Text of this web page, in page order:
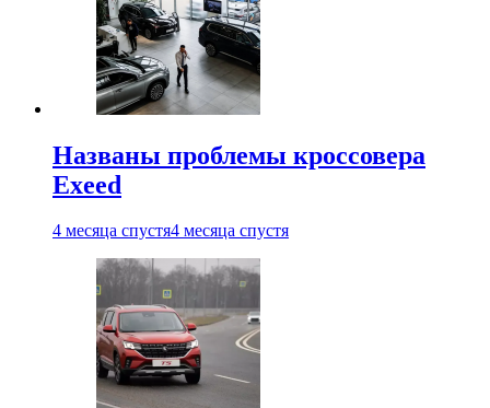
Названы проблемы кроссовера
Exeed
4 месяца спустя4 месяца спустя